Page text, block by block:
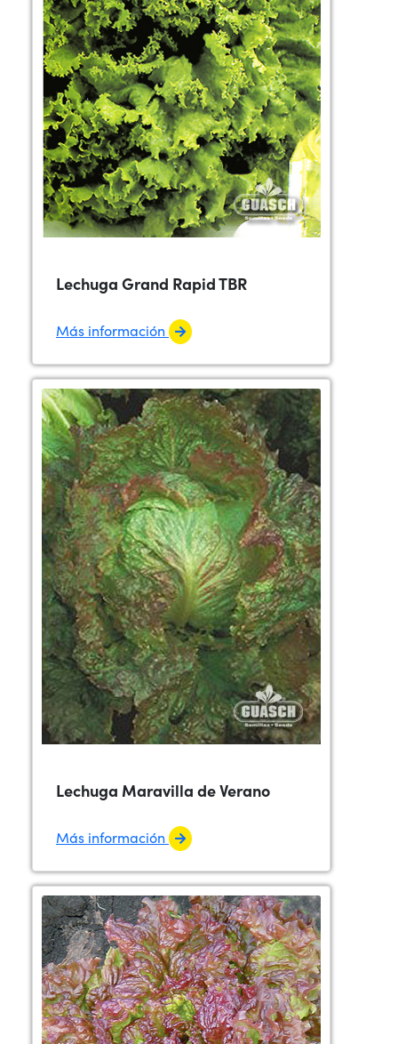
Lechuga Grand Rapid TBR
Más información
Lechuga Maravilla de Verano
Más información